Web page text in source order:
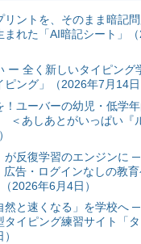
リントを、そのまま暗記
まれた「AI暗記シート」
ー 全く新しいタイピング
ング」（2026年7月14日
！ユーバーの幼児・低学
あしあとがいっぱい『
が反復学習のエンジンに
広告・ログインなしの教
2026年6月4日）
然と速くなる」を学校へ
タイピング練習サイト「タ